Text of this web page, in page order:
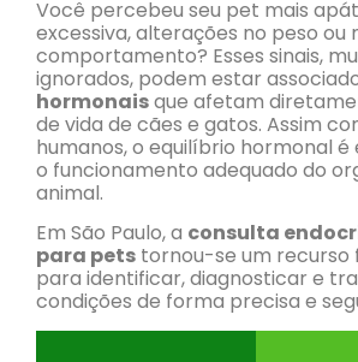
Você percebeu seu pet mais
excessiva, alterações no peso ou
comportamento? Esses sinais,
ignorados, podem estar
hormonaisque afetam
de vida de cães e gatos. Assim
humanos, o equilíbrio hormonal é
o funcionamento adequado do
animal.
Em São Paulo, a consulta
para pets tornou-se um recurso
para identificar, diagnosticar e
condições de forma precisa e